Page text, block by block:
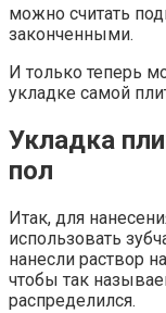
можно считать
законченными.
И только теперь
укладке самой
Укладка
пол
Итак, для
использовать
нанесли раствор
чтобы так
распределился.